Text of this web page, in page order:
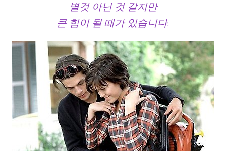
별것 아닌 것 같지만
큰 힘이 될 때가 있습니다.